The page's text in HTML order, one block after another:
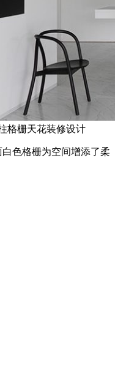
格栅天花装修设计
色格栅为空间增添了柔